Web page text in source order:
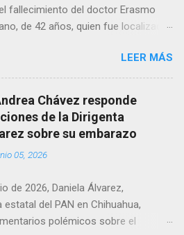
fallecimiento del doctor Erasmo
de 42 años, quien fue localizado
ubicada en el kilómetro 10 del
Según reportes el médico
quitado la vida mientras permanecía
en el consultorio, por lo que
tuvieron que derribar la puerta,
se desempeñó como presidente
reconocido en la región.
LEER MÁS
Chávez responde
de la Dirigenta
sobre su embarazo
05, 2026
de 2026, Daniela Álvarez,
estatal del PAN en Chihuahua,
polémicos sobre el